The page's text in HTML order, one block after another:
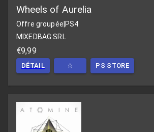
Wheels of Aurelia
Offre groupée PS4
MIXEDBAG SRL
€9,99
DÉTAIL ☆ PS STORE